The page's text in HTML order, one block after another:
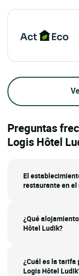
Preguntas
Logis Hôtel
El
restaurante en el
¿Qué
Hôtel Ludik?
¿Cuál es la tarifa
Logis Hôtel